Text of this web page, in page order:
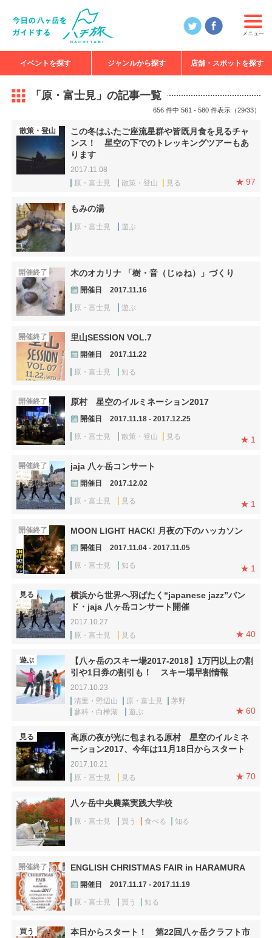
メニュー
イベントを探す ジャンルから探す 店舗・スポットを探す
「原・富士見」の記事一覧
656 件中 561 - 580 件表示（29/33）
散策・登山
この冬はふたご座流星群や皆既月食を見るチャ
ンス！ 星空の下でのトレッキングツアーもあ
ります
2017.11.08
原・富士見
散策・登山 見る 97
もみの湯
原・富士見 遊ぶ
開催終了 木のオカリナ 「樹・音（じゅね）」づくり
開催日 2017.11.16
原・富士見 遊ぶ
開催終了 里山SESSION VOL.7
開催日 2017.11.22
原・富士見 知る
開催終了 原村 星空のイルミネーション2017
開催日 2017.11.18 - 2017.12.25
原・富士見 散策・登山 見る 1
開催終了 jaja 八ヶ岳コンサート
開催日 2017.12.02
原・富士見 見る 1
開催終了 MOON LIGHT HACK! 月夜の下のハッカソン
開催日 2017.11.04 - 2017.11.05
原・富士見 知る 1
見る
横浜から世界へ羽ばたく“japanese jazz”バン
ド・jaja 八ヶ岳コンサート開催
2017.10.27
原・富士見
見る 40
遊ぶ
【八ヶ岳のスキー場2017-2018】1万円以上の割
引や1日券の割引も！ スキー場早割情報
2017.10.23
清里・野辺山
原・富士見
茅野
蓼科・白樺湖
遊ぶ 60
見る
高原の夜が光に包まれる原村 星空のイルミネ
ーション2017、今年は11月18日からスタート
2017.10.21
原・富士見
見る 70
八ヶ岳中央農業実践大学校
原・富士見 買う 食べる 知る
開催終了 ENGLISH CHRISTMAS FAIR in HARAMURA
開催日 2017.11.17 - 2017.11.19
原・富士見 買う 知る
買う
本日からスタート！ 第22回八ヶ岳クラフト市